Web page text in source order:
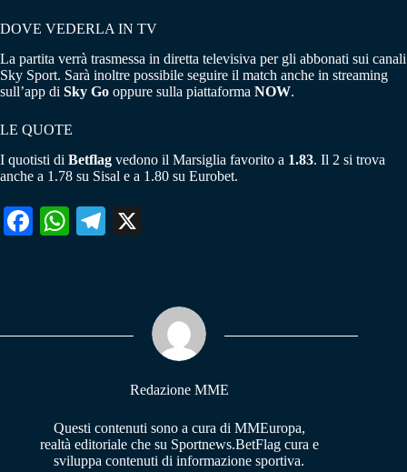
DOVE VEDERLA IN TV
La partita verrà trasmessa in diretta televisiva per gli abbonati sui canali
Sky Sport. Sarà inoltre possibile seguire il match anche in streaming
sull’app di Sky Go oppure sulla piattaforma NOW.
LE QUOTE
I quotisti di Betflag vedono il Marsiglia favorito a 1.83. Il 2 si trova
anche a 1.78 su Sisal e a 1.80 su Eurobet.
Fa W
pp
Te
m
Redazione MME
Questi contenuti sono a cura di MMEuropa,
realtà editoriale che su Sportnews.BetFlag cura e
sviluppa contenuti di informazione sportiva.